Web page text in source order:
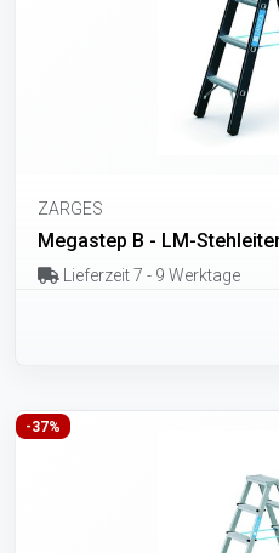
ZARGES
Megastep B - LM-
Lieferzeit 7 - 9 Werktage
-37%